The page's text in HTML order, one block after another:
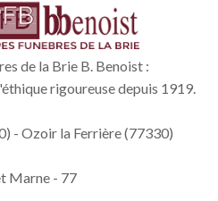
de la Brie B. Benoist :
rigoureuse depuis 1919.
- Ozoir la Ferrière (77330)
Marne - 77